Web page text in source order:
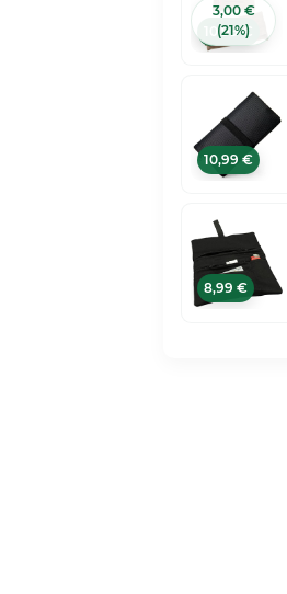
10,99 €
3,00 €
(21%)
10,99 €
8,99 €